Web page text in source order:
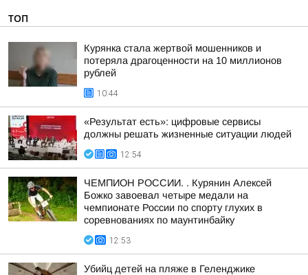
ТОП
Курянка стала жертвой мошенников и
потеряла драгоценности на 10 миллионов
рублей
10:44
«Результат есть»: цифровые сервисы
должны решать жизненные ситуации людей
12:54
ЧЕМПИОН РОССИИ. . Курянин Алексей
Божко завоевал четыре медали на
чемпионате России по спорту глухих в
соревнованиях по маунтинбайку
12:53
Убийц детей на пляже в Геленджике